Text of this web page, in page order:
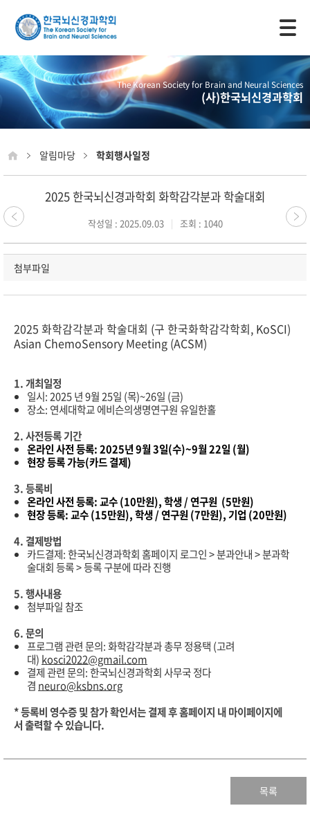
The Korean Society for Brain and Neural Sciences
(사)한국뇌신경과학회
알림마당 학회행사일정
2025 한국뇌신경과학회 화학감각분과 학술대회
작성일 : 2025.09.03 조회 : 1040
첨부파일
2025 화학감각분과 학술대회 (구 한국화학감각학회, KoSCI)
Asian ChemoSensory Meeting (ACSM)
1.개최일정
일시: 2025 년 9월 25일 (목)~26일 (금)
장소: 연세대학교 에비슨의생명연구원 유일한홀
2.사전등록기간
온라인 사전 등록: 2025년 9월 3일(수)~9월 22일 (월)
현장 등록 가능(카드 결제)
3.등록비
온라인 사전 등록: 교수 (10만원),학생 / 연구원 (5만원)
현장 등록: 교수 (15만원), 학생 / 연구원 (7만원), 기업 (20만원)
4. 결제방법
카드결제:한국뇌신경과학회홈페이지로그인>분과안내> 분과학
술대회등록>등록구분에 따라진행
5.행사내용
첨부파일 참조
6.문의
프로그램 관련 문의: 화학감각분과 총무 정용택 (고려
대) kosci2022@gmail.com
결제관련문의:한국뇌신경과학회사무국정다
겸 neuro@ksbns.org
*등록비영수증및참가확인서는결제후홈페이지 내마이페이지에
서출력할수있습니다.
목록